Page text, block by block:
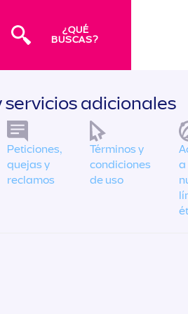
¿QUÉ
BUSCAS?
servicios adicionales
Peticiones,
quejas y
reclamos
Términos y
condiciones
de uso
a